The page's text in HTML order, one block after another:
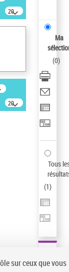
20
résultats/page
20
résultats/page
Ma
(0)
Tous
(1)
sur ceux que vous